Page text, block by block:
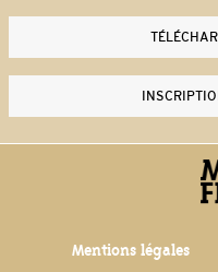
Yan Maresz - Tutti (2013)
Philippe Leroux - Quid sit
Mentions légales